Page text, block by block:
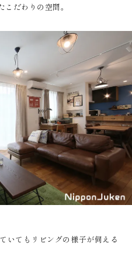
だわりの空間。
いてもリビングの様子が伺える